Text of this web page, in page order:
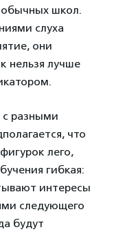
школ.
слуха
они
нельзя лучше
с разными
что
лего,
гибкая:
интересы
следующего
будут